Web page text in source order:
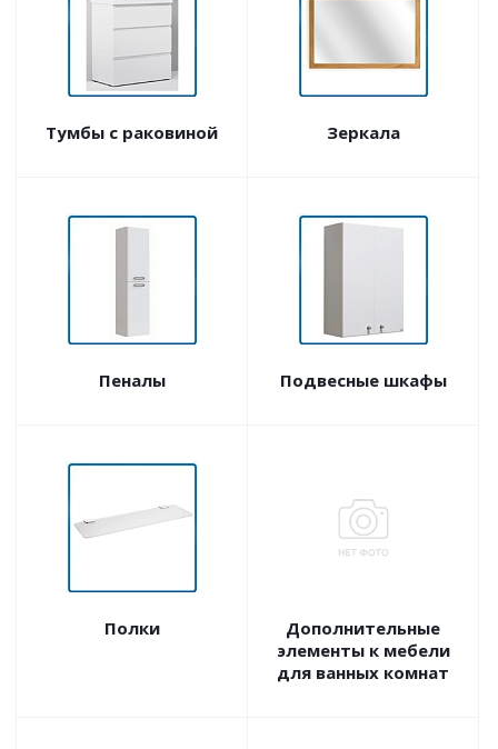
Тумбы с раковиной Зеркала
Пеналы Подвесные шкафы
Полки
Дополнительные
элементы к мебели
для ванных комнат